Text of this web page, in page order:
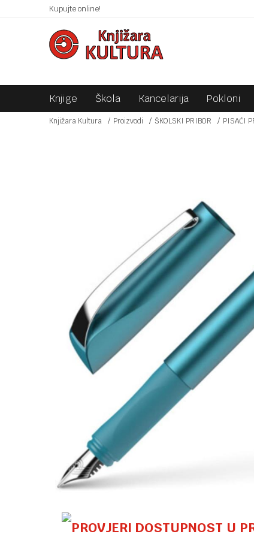
Kupujte online!SIGURNO PLAĆANJE PLATNIM KARTICAMA!
Knjige Škola Kancelarija Pokloni
Knjižara Kultura Proizvodi ŠKOLSKI PRIBOR PISAĆI